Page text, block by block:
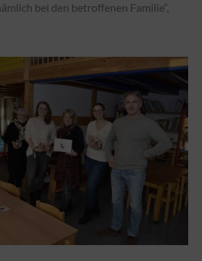
bei den betroffenen Familie“,